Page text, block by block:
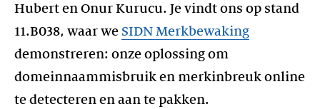
Hubert en Onur Kurucu. Je vindt ons op stand
11.B038, waar we SIDN Merkbewaking
demonstreren: onze oplossing om
domeinnaammisbruik en merkinbreuk online
te detecteren en aan te pakken.